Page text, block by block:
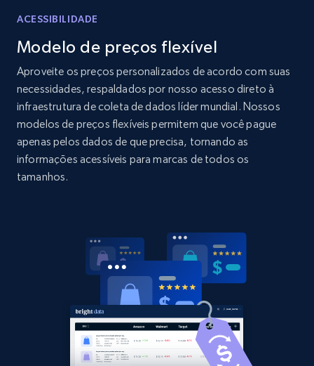
Home Depot US - Discover products by
specified UPC
URL, Domain, Country code, Model number,
Sku, Product id, Product name, Manufacturer,
and more.
2.1K+
Home Depot US - Discovery products by
specific category URL
URL, Domain, Country code, Model number,
Sku, Product id, Product name, Manufacturer,
and more.
355+ Comece agora
ACESSIBILIDADE
Modelo de preços flexível
Aproveite os preços personalizados de acordo com suas
necessidades, respaldados por nosso acesso direto à
infraestrutura de coleta de dados líder mundial. Nossos
modelos de preços flexíveis permitem que você pague
apenas pelos dados de que precisa, tornando as
informações acessíveis para marcas de todos os
tamanhos.